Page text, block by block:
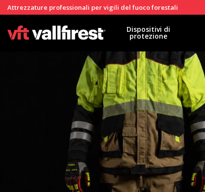
Attrezzature professionali per vigili del fuoco forestali
Dispositivi di
protezione